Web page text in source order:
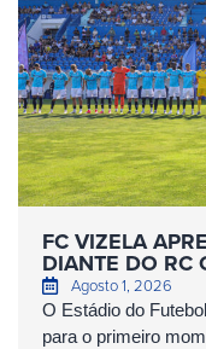
FC VIZELA
DIANTE DO RC
Agosto 1, 2026
O Estádio do
para o primeiro